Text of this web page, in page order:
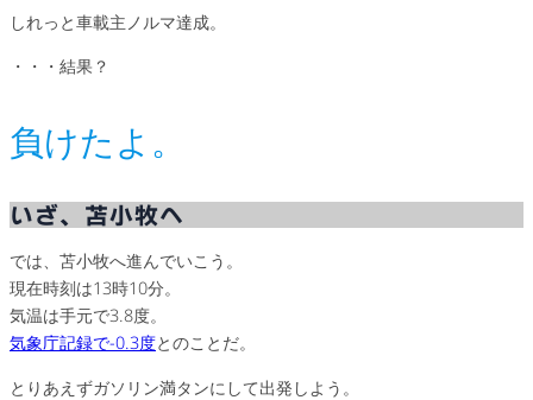
しれっと車載主ノルマ達成。
・・・結果？
負けたよ。
いざ、苫小牧へ
では、苫小牧へ進んでいこう。
現在時刻は13時10分。
気温は手元で3.8度。
気象庁記録で-0.3度とのことだ。
とりあえずガソリン満タンにして出発しよう。